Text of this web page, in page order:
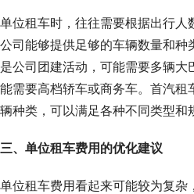
单位租车时，往往需要根据出行
公司能够提供足够的车辆数量和
是公司团建活动，可能需要多辆
能需要高档轿车或商务车。首汽
辆种类，可以满足各种不同类型和
三、单位租车费用的优化建议
单位租车费用看起来可能较为复杂